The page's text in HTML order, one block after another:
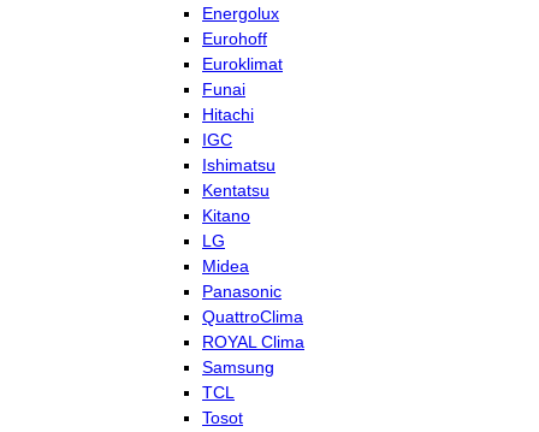
Energolux
Eurohoff
Euroklimat
Funai
Hitachi
IGC
Ishimatsu
Kentatsu
Kitano
LG
Midea
Panasonic
QuattroClima
ROYAL Clima
Samsung
TCL
Tosot